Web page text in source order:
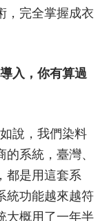
，完全掌握成衣
入，你有算過
說，我們染料
系統，臺灣、
都是用這套系
統功能越來越符
大概用了一年半